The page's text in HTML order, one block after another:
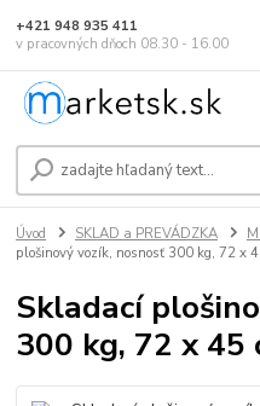
+421 948 935 411
v pracovných dňoch 08.30 - 16.00
Úvod SKLAD a PREVÁDZKA
plošinový vozík, nosnosť 300 kg, 72 x
Skladací
300 kg, 72 x 45